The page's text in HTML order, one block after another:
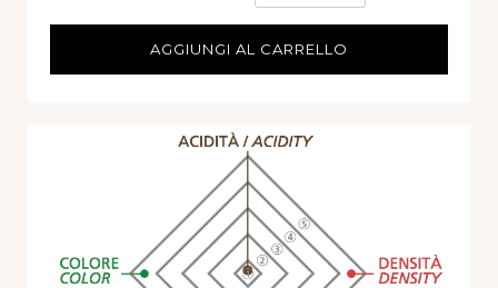
AGGIUNGI AL CARRELLO